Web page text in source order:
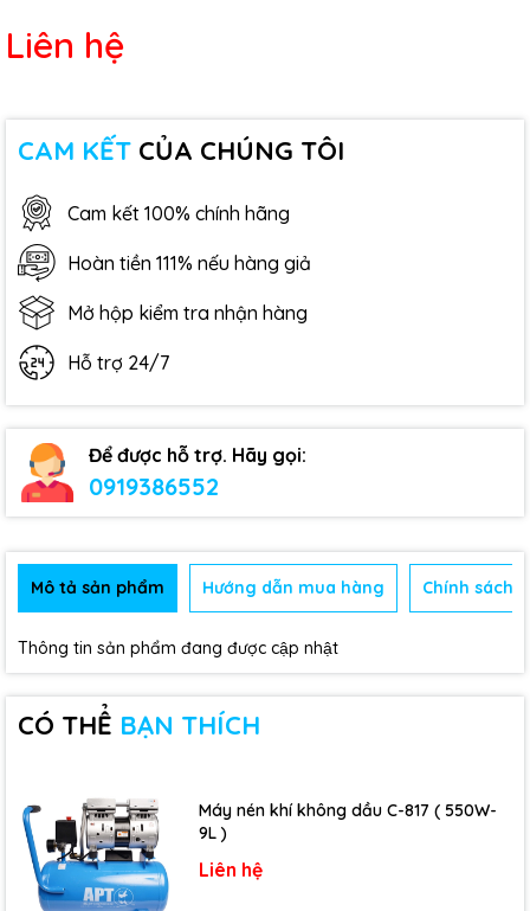
Liên hệ
CAM KẾT CỦA CHÚNG TÔI
Cam kết 100% chính hãng
Hoàn tiền 111% nếu hàng giả
Mở hộp kiểm tra nhận hàng
Hỗ trợ 24/7
Để được hỗ trợ. Hãy gọi:
0919386552
Mô tả sản phẩm Hướng dẫn mua hàng Chính sách
Thông tin sản phẩm đang được cập nhật
CÓ THỂ BẠN THÍCH
Máy nén khí không dầu C-817 ( 550W-
9L )
Liên hệ